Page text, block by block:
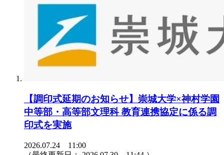
【調印式延期のお知らせ】崇城大学×神村学園
中等部・高等部文理科 教育連携協定に係る調
印式を実施
2026.07.24 11:00